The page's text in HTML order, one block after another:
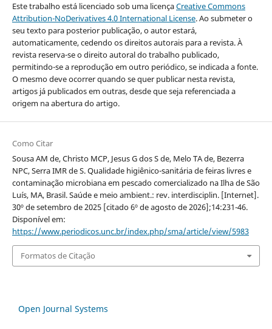
Este trabalho está licenciado sob uma licençaCreative Commons
Attribution-NoDerivatives 4.0 International License. Ao submeter o
seu texto para posterior publicação, o autor estará,
automaticamente, cedendo os direitos autorais para a revista. À
revista reserva-se o direito autoral do trabalho publicado,
permitindo-se a reprodução em outro periódico, se indicada a fonte.
O mesmo deve ocorrer quando se quer publicar nesta revista,
artigos já publicados em outras, desde que seja referenciada a
origem na abertura do artigo.
Como Citar
Sousa AM de, Christo MCP, Jesus G dos S de, Melo TA de, Bezerra
NPC, Serra IMR de S. Qualidade higiênico-sanitária de feiras livres e
contaminação microbiana em pescado comercializado na Ilha de São
Luís, MA, Brasil. Saúde e meio ambient.: rev. interdisciplin. [Internet].
30º de setembro de 2025 [citado 6º de agosto de 2026];14:231-46.
Disponível em:
https://www.periodicos.unc.br/index.php/sma/article/view/5983
Formatos de Citação
Open Journal Systems